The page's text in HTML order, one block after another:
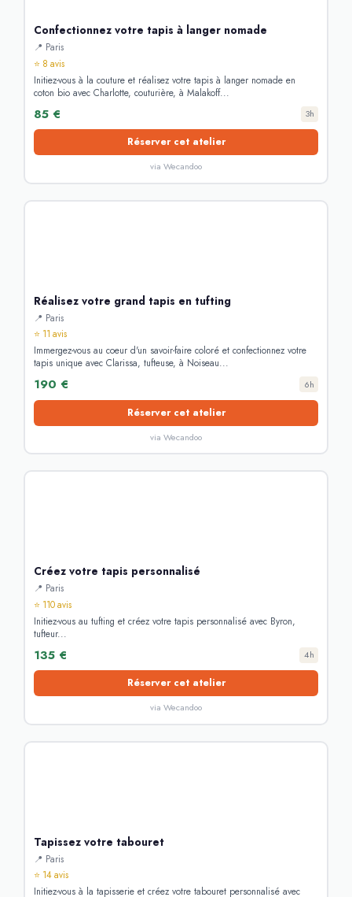
Confectionnez votre tapis à langer nomade
📍 Paris
⭐ 8 avis
Initiez-vous à la couture et réalisez votre tapis à langer nomade en
coton bio avec Charlotte, couturière, à Malakoff...
85 € 3h
Réserver cet atelier
via Wecandoo
Réalisez votre grand tapis en tufting
📍 Paris
⭐ 11 avis
Immergez-vous au coeur d'un savoir-faire coloré et confectionnez votre
tapis unique avec Clarissa, tufteuse, à Noiseau...
190 € 6h
Réserver cet atelier
via Wecandoo
Créez votre tapis personnalisé
📍 Paris
⭐ 110 avis
Initiez-vous au tufting et créez votre tapis personnalisé avec Byron,
tufteur...
135 € 4h
Réserver cet atelier
via Wecandoo
Tapissez votre tabouret
📍 Paris
⭐ 14 avis
Initiez-vous à la tapisserie et créez votre tabouret personnalisé avec